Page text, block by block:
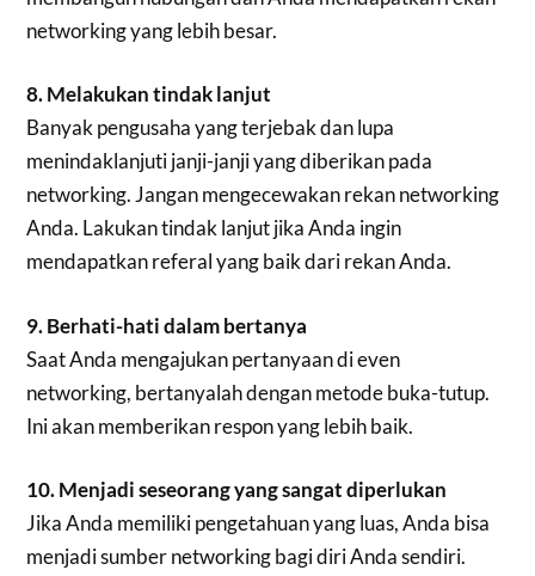
networking yang lebih besar.
8. Melakukan tindak lanjut
Banyak pengusaha yang terjebak dan lupa
menindaklanjuti janji-janji yang diberikan pada
networking. Jangan mengecewakan rekan networking
Anda. Lakukan tindak lanjut jika Anda ingin
mendapatkan referal yang baik dari rekan Anda.
9. Berhati-hati dalam bertanya
Saat Anda mengajukan pertanyaan di even
networking, bertanyalah dengan metode buka-tutup.
Ini akan memberikan respon yang lebih baik.
10. Menjadi seseorang yang sangat diperlukan
Jika Anda memiliki pengetahuan yang luas, Anda bisa
menjadi sumber networking bagi diri Anda sendiri.